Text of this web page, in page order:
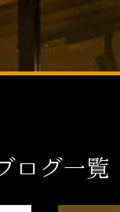
ログ一覧